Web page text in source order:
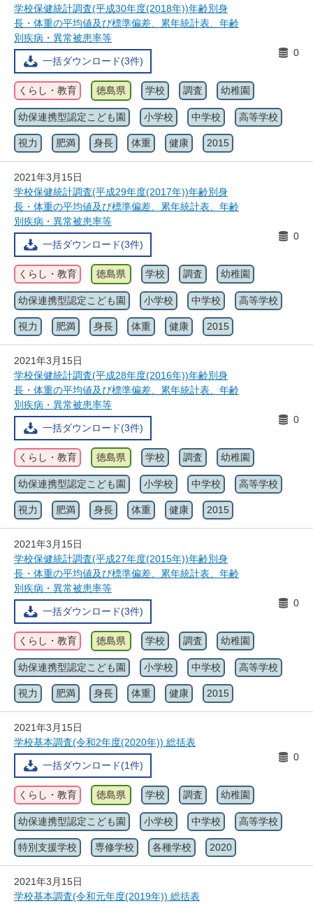
学校保健統計調査(平成30年度(2018年))年齢別身
長・体重の平均値及び標準偏差、累年統計表、年齢
別疾病・異常被患率等
一括ダウンロード(3件)
0
くらし・教育 徳島県 学校 調査 幼稚園
幼保連携型認定こども園 小学校 中学校 高等学校
視力 肥満 身長 体重 健康 2015
2021年3月15日
学校保健統計調査(平成29年度(2017年))年齢別身
長・体重の平均値及び標準偏差、累年統計表、年齢
別疾病・異常被患率等
一括ダウンロード(3件)
0
くらし・教育 徳島県 学校 調査 幼稚園
幼保連携型認定こども園 小学校 中学校 高等学校
視力 肥満 身長 体重 健康 2015
2021年3月15日
学校保健統計調査(平成28年度(2016年))年齢別身
長・体重の平均値及び標準偏差、累年統計表、年齢
別疾病・異常被患率等
一括ダウンロード(3件)
0
くらし・教育 徳島県 学校 調査 幼稚園
幼保連携型認定こども園 小学校 中学校 高等学校
視力 肥満 身長 体重 健康 2015
2021年3月15日
学校保健統計調査(平成27年度(2015年))年齢別身
長・体重の平均値及び標準偏差、累年統計表、年齢
別疾病・異常被患率等
一括ダウンロード(3件)
0
くらし・教育 徳島県 学校 調査 幼稚園
幼保連携型認定こども園 小学校 中学校 高等学校
視力 肥満 身長 体重 健康 2015
2021年3月15日
学校基本調査(令和2年度(2020年)) 総括表
一括ダウンロード(1件)
0
くらし・教育 徳島県 学校 調査 幼稚園
幼保連携型認定こども園 小学校 中学校 高等学校
特別支援学校 専修学校 各種学校 2020
2021年3月15日
学校基本調査(令和元年度(2019年)) 総括表